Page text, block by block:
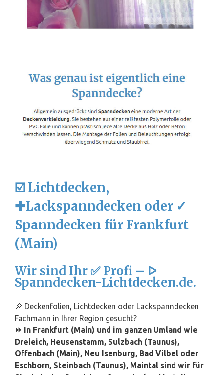
☑️ Lichtdecken,
✚Lackspanndecken oder ✓
Spanndecken für Frankfurt
(Main)
Wir sind Ihr ✅ Profi – ᐅ
Spanndecken-Lichtdecken.de.
🔎 Deckenfolien, Lichtdecken oder Lackspanndecken
Fachmann in Ihrer Region gesucht?
⏩ In Frankfurt (Main) und im ganzen Umland wie
Dreieich, Heusenstamm, Sulzbach (Taunus),
Offenbach (Main), Neu Isenburg, Bad Vilbel oder
Eschborn, Steinbach (Taunus), Maintal sind wir für